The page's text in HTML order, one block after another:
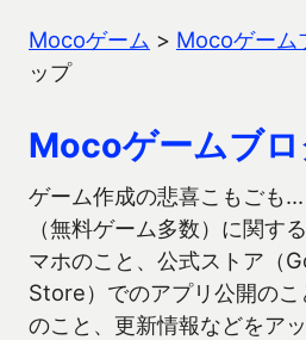
Mocoゲーム > Mocoゲーム
ップ
Mocoゲームブ
ゲーム作成の悲喜こもごも
（無料ゲーム多数）に関す
マホのこと、公式ストア（
Store）でのアプリ公開の
のこと、更新情報などをア